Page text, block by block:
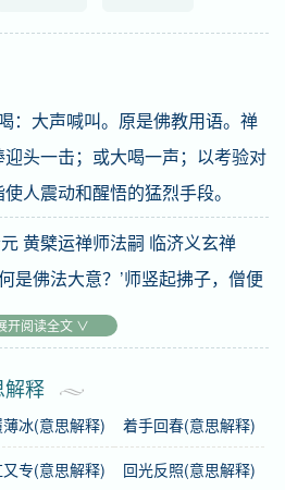
：大声喊叫。原是佛教用语。禅
头一击；或大喝一声；以考验对
人震动和醒悟的猛烈手段。
黄檗运禅师法嗣 临济义玄禅
是佛法大意？’师竖起拂子，僧便
开阅读全文 ∨
解释
冰(意思解释) 着手回春(意思解释)
又专(意思解释) 回光反照(意思解释)